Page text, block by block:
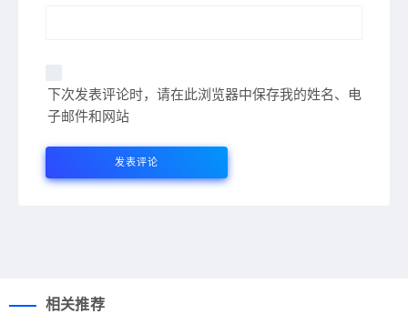
下次发表评论时，请在此浏览器中保存我的姓名、电
子邮件和网站
相关推荐